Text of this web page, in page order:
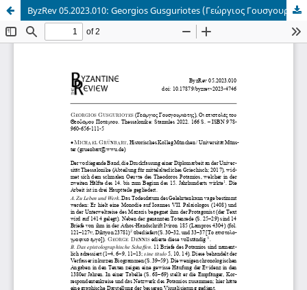
ByzRev 05.2023.010: Georgios Gusguriotes (Γεώργιος Γουσγουριώτης), Οι επιστολές του Θεοδώρου Ποτάμιου.